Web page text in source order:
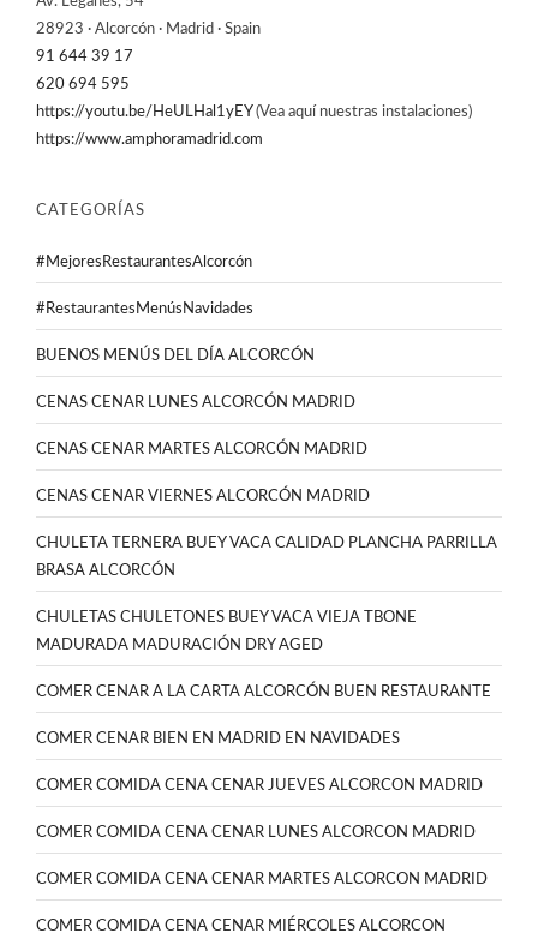
28923 · Alcorcón · Madrid · Spain
91 644 39 17
620 694 595
https://youtu.be/HeULHal1yEY(Vea aquí nuestras instalaciones)
https://www.amphoramadrid.com
CATEGORÍAS
#MejoresRestaurantesAlcorcón
#RestaurantesMenúsNavidades
BUENOS MENÚS DEL DÍA ALCORCÓN
CENAS CENAR LUNES ALCORCÓN MADRID
CENAS CENAR MARTES ALCORCÓN MADRID
CENAS CENAR VIERNES ALCORCÓN MADRID
CHULETA TERNERA BUEY VACA CALIDAD PLANCHA PARRILLA
BRASA ALCORCÓN
CHULETAS CHULETONES BUEY VACA VIEJA TBONE
MADURADA MADURACIÓN DRY AGED
COMER CENAR A LA CARTA ALCORCÓN BUEN RESTAURANTE
COMER CENAR BIEN EN MADRID EN NAVIDADES
COMER COMIDA CENA CENAR JUEVES ALCORCON MADRID
COMER COMIDA CENA CENAR LUNES ALCORCON MADRID
COMER COMIDA CENA CENAR MARTES ALCORCON MADRID
COMER COMIDA CENA CENAR MIÉRCOLES ALCORCON